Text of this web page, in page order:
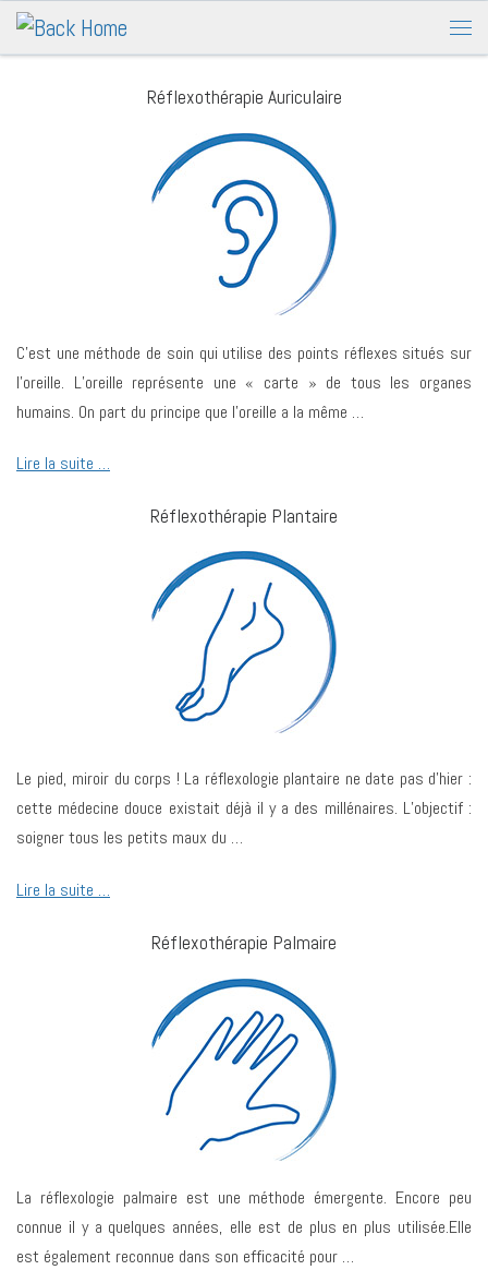
Réflexothérapie Auriculaire
C’est une méthode de soin qui utilise des points réflexes situés sur
l’oreille. L’oreille représente une « carte » de tous les organes
humains. On part du principe que l’oreille a la même …
Lire la suite …
Réflexothérapie Plantaire
Le pied, miroir du corps ! La réflexologie plantaire ne date pas d’hier :
cette médecine douce existait déjà il y a des millénaires. L’objectif :
soigner tous les petits maux du …
Lire la suite …
Réflexothérapie Palmaire
La réflexologie palmaire est une méthode émergente. Encore peu
connue il y a quelques années, elle est de plus en plus utilisée.Elle
est également reconnue dans son efficacité pour …